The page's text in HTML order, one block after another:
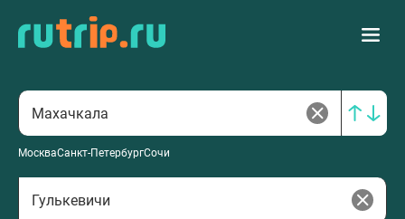
МоскваСанкт-ПетербургСочи